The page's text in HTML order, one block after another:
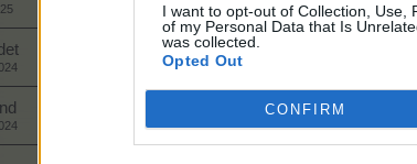
I want to opt-out of Collection, Use,
of my Personal Data that Is
was collected.
Opted Out
CONFIRM